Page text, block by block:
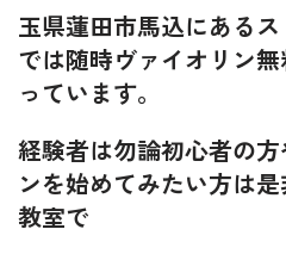
プ
玉県蓮田市馬込にある
では随時ヴァイオリン
っています。
経験者は勿論初心者の
ンを始めてみたい方は
教室で